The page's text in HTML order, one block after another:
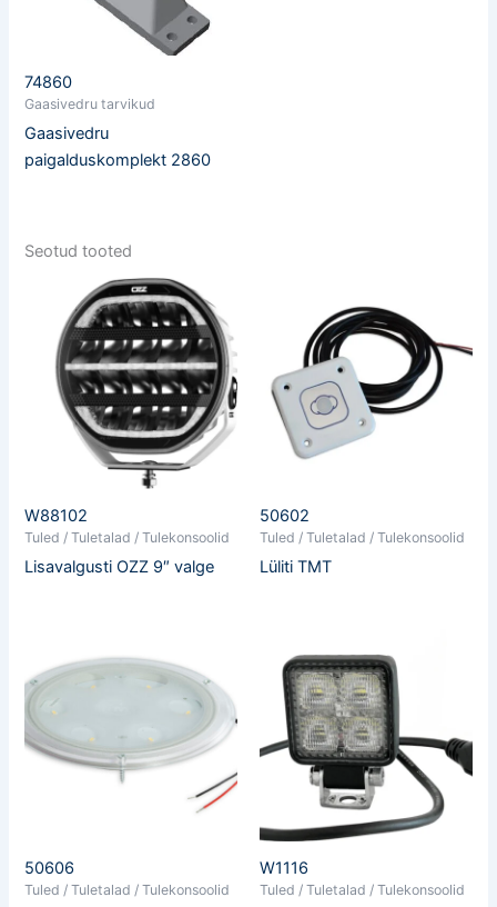
74860
Gaasivedru tarvikud
Gaasivedru
paigalduskomplekt 2860
Seotud tooted
W88102
Tuled / Tuletalad / Tulekonsoolid
Lisavalgusti OZZ 9″ valge
50602
Tuled / Tuletalad / Tulekonsoolid
Lüliti TMT
50606
Tuled / Tuletalad / Tulekonsoolid
W1116
Tuled / Tuletalad / Tulekonsoolid